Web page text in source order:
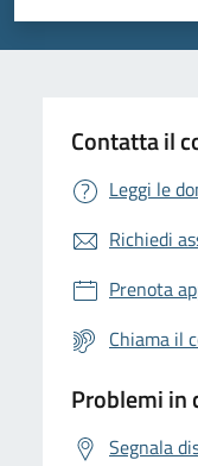
Valuta
Valuta 3
Valuta 2 stelle
Valuta 1 stelle su 5
Contatta il
Leggi le
Richiedi
Prenota
Chiama il
Problemi in
Segnala